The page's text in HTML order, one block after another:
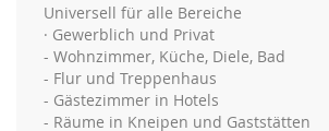
Universell für alle Bereiche
· Gewerblich und Privat
- Wohnzimmer, Küche, Diele, Bad
- Flur und Treppenhaus
- Gästezimmer in Hotels
- Räume in Kneipen und Gaststätten